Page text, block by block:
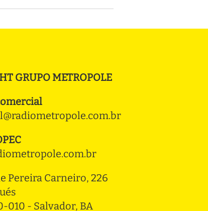
GRUPO METROPOLE
Pereira Carneiro, 226
010 - Salvador, BA